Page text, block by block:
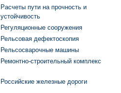
Расчеты пути на прочность и
устойчивость
Регуляционные сооружения
Рельсовая дефектоскопия
Рельсосварочные машины
Ремонтно-строительный комплекс
Российские железные дороги